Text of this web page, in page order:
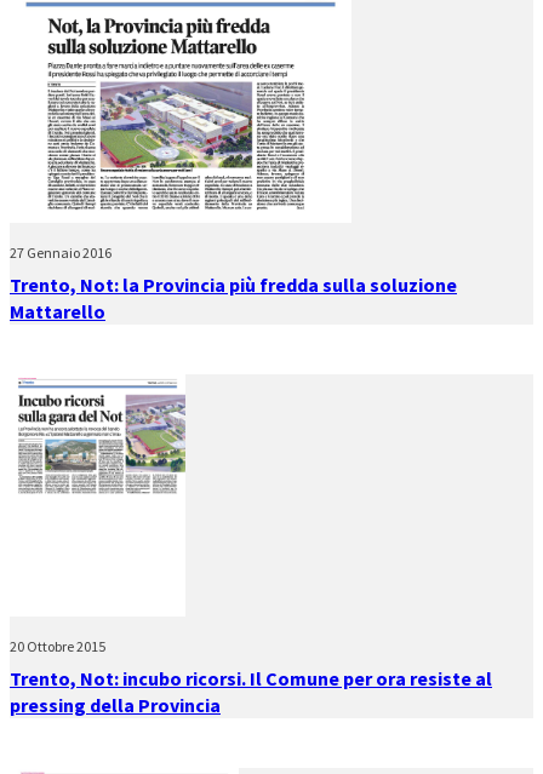
27 Gennaio 2016
Trento, Not: la Provincia più fredda sulla soluzione
Mattarello
20 Ottobre 2015
Trento, Not: incubo ricorsi. Il Comune per ora resiste al
pressing della Provincia